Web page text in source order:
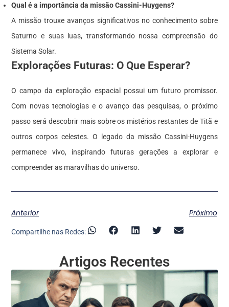
Qual é a importância da missão Cassini-Huygens?
A missão trouxe avanços significativos no conhecimento sobre
Saturno e suas luas, transformando nossa compreensão do
Sistema Solar.
Explorações Futuras: O Que Esperar?
O campo da exploração espacial possui um futuro promissor.
Com novas tecnologias e o avanço das pesquisas, o próximo
passo será descobrir mais sobre os mistérios restantes de Titã e
outros corpos celestes. O legado da missão Cassini-Huygens
permanece vivo, inspirando futuras gerações a explorar e
compreender as maravilhas do universo.
Anterior Próximo
Compartilhe nas Redes:
Artigos Recentes